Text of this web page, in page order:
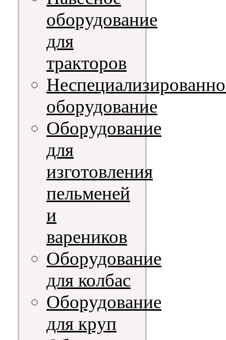
оборудование
для
тракторов
оборудование
Оборудование
для
изготовления
пельменей
и
вареников
Оборудование
для колбас
Оборудование
для круп